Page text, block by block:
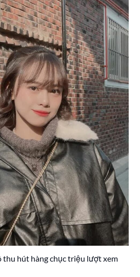
thu hút hàng chục triệu lượt xem